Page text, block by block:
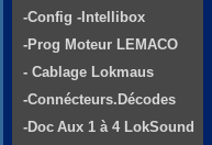
-Config -Intellibox
-Prog Moteur LEMACO
- Cablage Lokmaus
-Connécteurs.Décodes
-Doc Aux 1 à 4 LokSound